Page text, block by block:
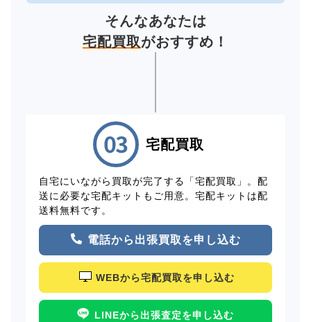
そんなあなたは
宅配買取がおすすめ！
宅配買取
自宅にいながら買取が完了する「宅配買取」。配
送に必要な宅配キットもご用意。宅配キットは配
送料無料です。
電話から出張買取を申し込む
WEBから宅配買取を申し込む
LINEから出張査定を申し込む